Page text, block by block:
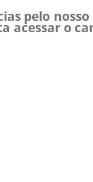
pelo nosso
acessar o